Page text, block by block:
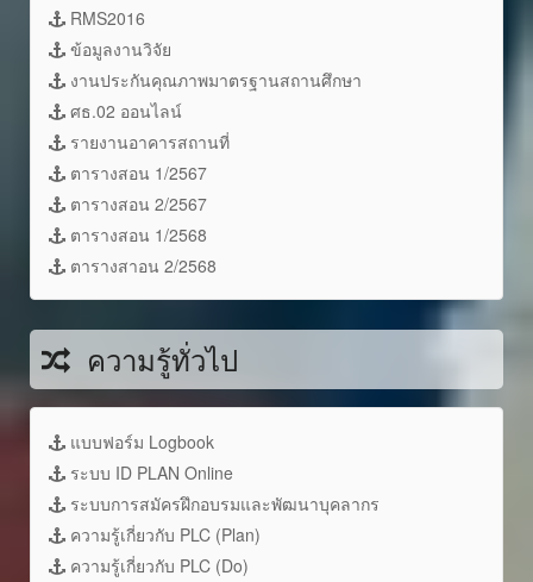
RMS2016
ข้อมูลงานวิจัย
งานประกันคุณภาพมาตรฐานสถานศึกษา
ศธ.02 ออนไลน์
รายงานอาคารสถานที่
ตารางสอน 1/2567
ตารางสอน 2/2567
ตารางสอน 1/2568
ตารางสาอน 2/2568
ความรู้ทั่วไป
แบบฟอร์ม Logbook
ระบบ ID PLAN Online
ระบบการสมัครฝึกอบรมและพัฒนาบุคลากร
ความรู้เกี่ยวกับ PLC (Plan)
ความรู้เกี่ยวกับ PLC (Do)